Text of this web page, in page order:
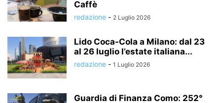
Caffè
redazione - 2 Luglio 2026
Lido Coca-Cola a Milano: dal 23
al 26 luglio l’estate italiana...
redazione - 1 Luglio 2026
Guardia di Finanza Como: 252°